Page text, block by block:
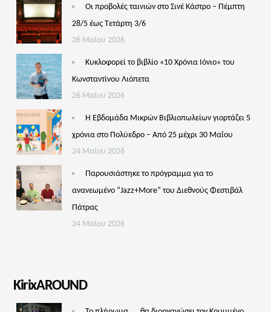
Οι προβολές ταινιών στο Σινέ Κάστρο – Πέμπτη
28/5 έως Τετάρτη 3/6
26 Μαΐου 2026
Κυκλοφορεί το βιβλίο «10 Χρόνια Ιόνιο» του
Κωνσταντίνου Λιόπετα
26 Μαΐου 2026
Η Εβδομάδα Μικρών Βιβλιοπωλείων γιορτάζει 5
χρόνια στο Πολύεδρο – Από 25 μέχρι 30 Μαΐου
24 Μαΐου 2026
Παρουσιάστηκε το πρόγραμμα για το
ανανεωμένο “Jazz+More” του Διεθνούς Φεστιβάλ
Πάτρας
24 Μαΐου 2026
KirixAROUND